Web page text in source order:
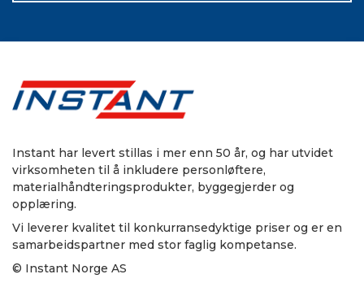
Instant har levert stillas i mer enn 50 år, og har utvidet
virksomheten til å inkludere personløftere,
materialhåndteringsprodukter, byggegjerder og
opplæring.
Vi leverer kvalitet til konkurransedyktige priser og er en
samarbeidspartner med stor faglig kompetanse.
© Instant Norge AS